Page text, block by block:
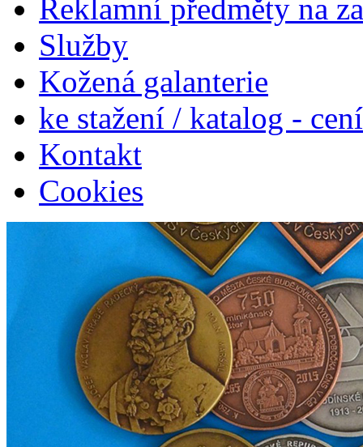
Reklamní předměty na
Služby
Kožená galanterie
ke stažení / katalog -
Kontakt
Cookies